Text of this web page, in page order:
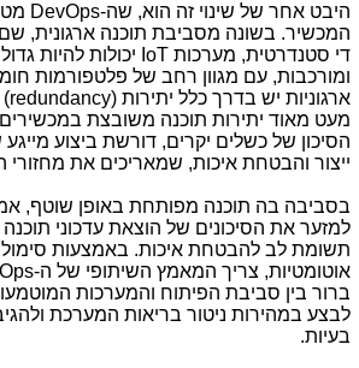
היבט אחר של שינוי זה הוא, שה-DevOps
המכשיר. בשונה מסביבת תוכנה ארגונית,
די סטנדרטית, מערכות IoT יכולות להיות
ומורכבות, עם מגוון רחב של פלטפורמות
ארגוניות יש בדרך כלל יתירות (redundancy)
מעט מאוד יתירות תוכנה משובצת
הסיכון של כשלים יקרים, דורשת ביצוע
ייצור והבטחת איכות, שמאריכים את מחזורי
בסביבה בה תוכנה מפותחת באופן שוטף,
למזער את הסיכונים של הוצאת עדכוני
תשומת לב להבטחת איכות. באמצעות
אוטומטיות, צריך המאמץ השיתופי של ה-
ברור בין סביבת הפיתוח והמערכות
לבצע במהירות ניטור בריאות המערכת
בעיות.